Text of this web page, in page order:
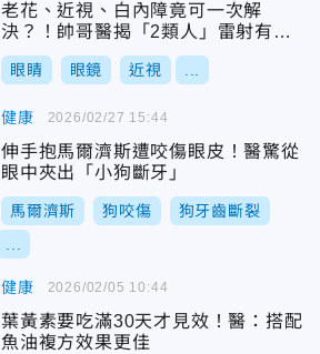
老花、近視、白內障竟可一次解
決？！帥哥醫揭「2類人」雷射有風
險
眼睛 眼鏡 近視
健康
伸手抱馬爾濟斯遭咬傷眼皮！醫驚從
眼中夾出「小狗斷牙」
馬爾濟斯 狗咬傷 狗牙齒斷裂
2026/02/27 15:44
健康
葉黃素要吃滿30天才見效！醫：搭配
魚油複方效果更佳
2026/02/05 10:44